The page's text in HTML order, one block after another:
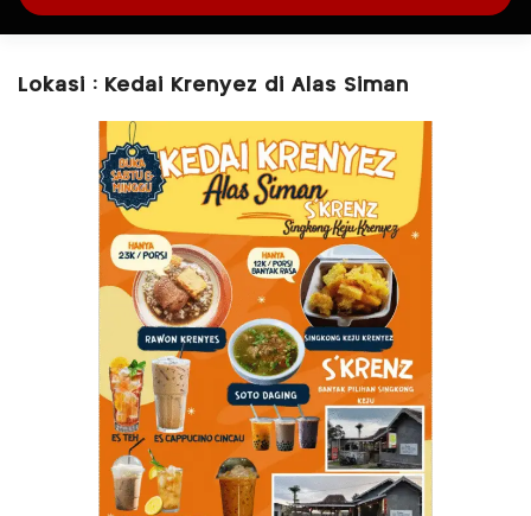
Lokasi : Kedai Krenyez di Alas Siman